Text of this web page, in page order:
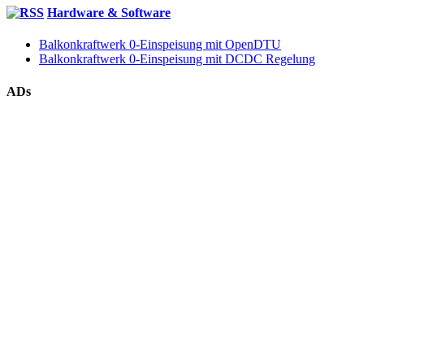
Hardware & Software
Balkonkraftwerk 0-Einspeisung mit OpenDTU
Balkonkraftwerk 0-Einspeisung mit DCDC Regelung
ADs